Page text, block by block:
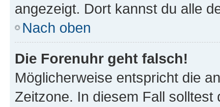
angezeigt. Dort kannst du alle
Nach oben
Die Forenuhr geht falsch!
Möglicherweise entspricht die
Zeitzone. In diesem Fall solltest